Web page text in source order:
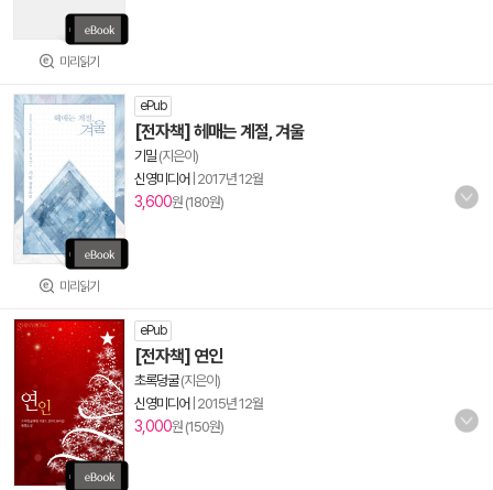
미리읽기
미리읽기
ePub
[전자책] 헤매는 계절, 겨울
기밀 (지은이)
신영미디어 2017년 12월
3,600원 (180원)
ePub
[전자책] 연인
초록덩굴(지은이)
신영미디어 2015년 12월
3,000원 (150원)